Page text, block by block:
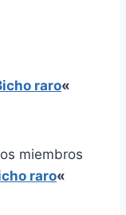
raro«
miembros
raro«